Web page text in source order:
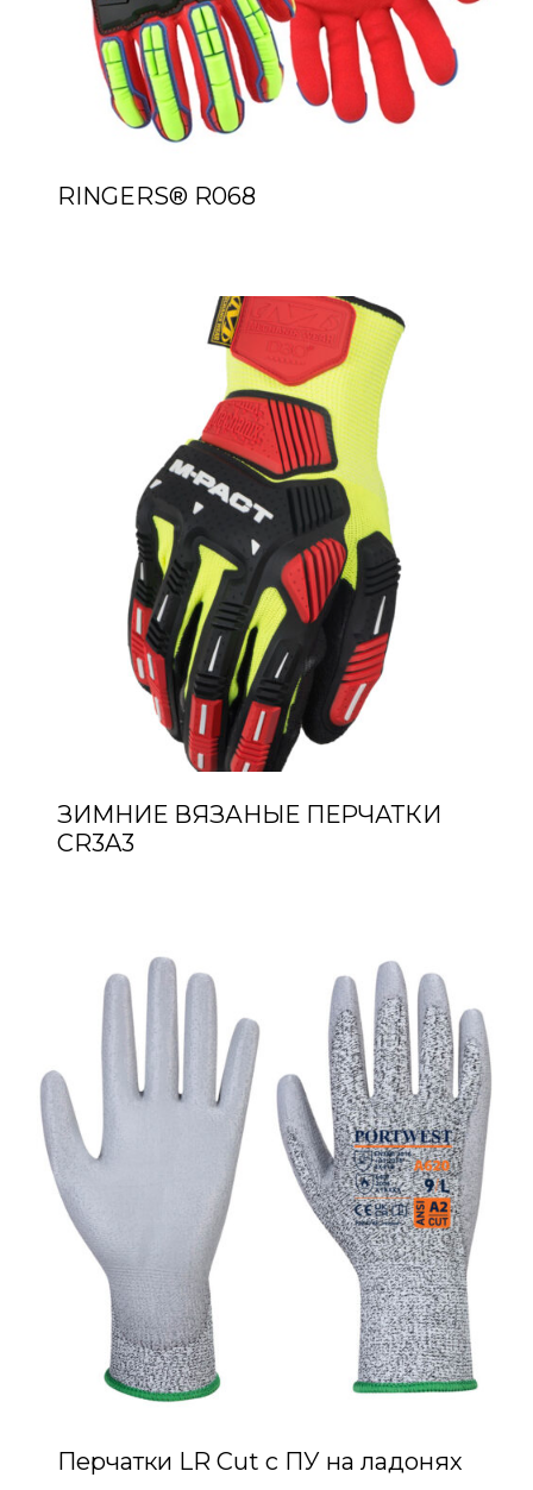
RINGERS® R068
ЗИМНИЕ ВЯЗАНЫЕ ПЕРЧАТКИ
CR3A3
Перчатки LR Cut с ПУ на ладонях